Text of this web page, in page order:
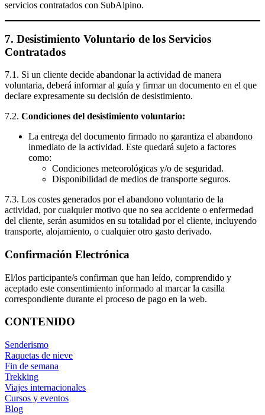
servicios contratados con SubAlpino.
7. Desistimiento Voluntario de los Servicios
Contratados
7.1. Si un cliente decide abandonar la actividad de manera
voluntaria, deberá informar al guía y firmar un documento en el que
declare expresamente su decisión de desistimiento.
7.2. Condiciones del desistimiento voluntario:
La entrega del documento firmado no garantiza el abandono
inmediato de la actividad. Este quedará sujeto a factores
como:
Condiciones meteorológicas y/o de seguridad.
Disponibilidad de medios de transporte seguros.
7.3. Los costes generados por el abandono voluntario de la
actividad, por cualquier motivo que no sea accidente o enfermedad
del cliente, serán asumidos en su totalidad por el cliente, incluyendo
transporte, alojamiento, o cualquier otro gasto derivado.
Confirmación Electrónica
El/los participante/s confirman que han leído, comprendido y
aceptado este consentimiento informado al marcar la casilla
correspondiente durante el proceso de pago en la web.
CONTENIDO
Senderismo
Raquetas de nieve
Fin de semana
Trekking
Viajes internacionales
Cursos y eventos
Blog